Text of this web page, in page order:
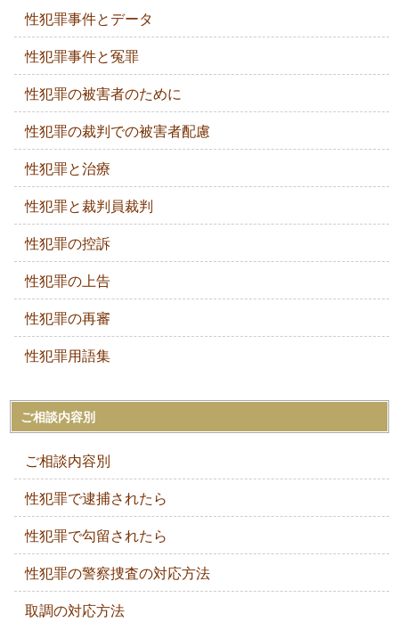
性犯罪事件とデータ
性犯罪事件と冤罪
性犯罪の被害者のために
性犯罪の裁判での被害者配慮
性犯罪と治療
性犯罪と裁判員裁判
性犯罪の控訴
性犯罪の上告
性犯罪の再審
性犯罪用語集
ご相談内容別
ご相談内容別
性犯罪で逮捕されたら
性犯罪で勾留されたら
性犯罪の警察捜査の対応方法
取調の対応方法